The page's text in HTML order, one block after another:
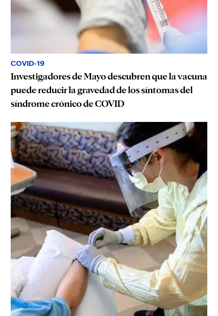
COVID-19
Investigadores de Mayo descubren que la vacuna
puede reducir la gravedad de los síntomas del
síndrome crónico de COVID